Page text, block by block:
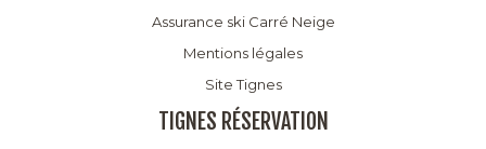
Assurance ski Carré Neige
Mentions légales
Site Tignes
TIGNES RÉSERVATION